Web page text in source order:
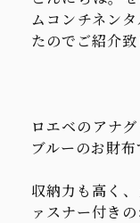
ムコンチネン
たのでご紹介致
ロエベのアナ
ブルーのお財布
収納力も高く
ァスナー付き